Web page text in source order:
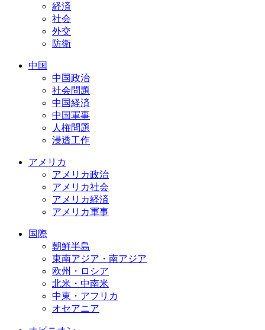
経済
社会
外交
防衛
中国
中国政治
社会問題
中国経済
中国軍事
人権問題
浸透工作
アメリカ
アメリカ政治
アメリカ社会
アメリカ経済
アメリカ軍事
国際
朝鮮半島
東南アジア・南アジア
欧州・ロシア
北米・中南米
中東・アフリカ
オセアニア